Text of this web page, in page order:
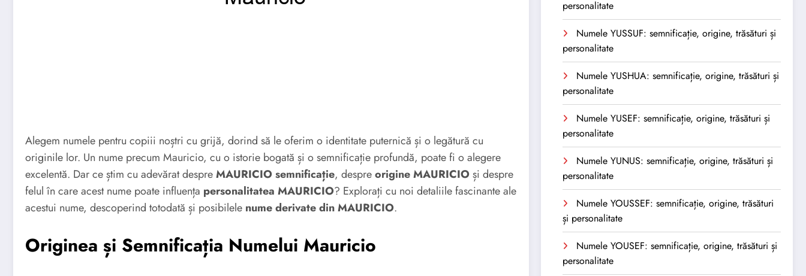
Alegem numele pentru copiii noștri cu grijă, dorind să le oferim o identitate puternică și o legătură cu
originile lor. Un nume precum Mauricio, cu o istorie bogată și o semnificație profundă, poate fi o alegere
excelentă. Dar ce știm cu adevărat despreMAURICIO semnificație, despreorigine MAURICIOși despre
felul în care acest nume poate influența personalitatea MAURICIO? Explorați cu noi detaliile fascinante ale
acestui nume, descoperind totodată și posibilele nume derivate din MAURICIO.
Originea și Semnificația Numelui Mauricio
personalitate
Numele YUSSUF: semnificație, origine, trăsături și
personalitate
Numele YUSHUA: semnificație, origine, trăsături și
personalitate
Numele YUSEF: semnificație, origine, trăsături și
personalitate
Numele YUNUS: semnificație, origine, trăsături și
personalitate
Numele YOUSSEF: semnificație, origine, trăsături
și personalitate
Numele YOUSEF: semnificație, origine, trăsături și
personalitate